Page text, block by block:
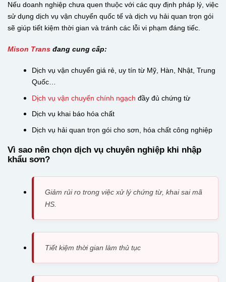
Nếu doanh nghiệp chưa quen thuộc với các quy định pháp lý, việc
sử dụng dịch vụ vận chuyển quốc tế và dịch vụ hải quan trọn gói
sẽ giúp tiết kiệm thời gian và tránh các lỗi vi phạm đáng tiếc.
Mison Trans đang cung cấp:
Dịch vụ vận chuyển giá rẻ, uy tín từ Mỹ, Hàn, Nhật, Trung
Quốc…
Dịch vụ vận chuyển chính ngạch đầy đủ chứng từ
Dịch vụ khai báo hóa chất
Dịch vụ hải quan trọn gói cho sơn, hóa chất công nghiệp
Vì sao nên chọn dịch vụ chuyên nghiệp khi nhập
khẩu sơn?
Giảm rủi ro trong việc xử lý chứng từ, khai sai mã
HS.
Tiết kiệm thời gian làm thủ tục